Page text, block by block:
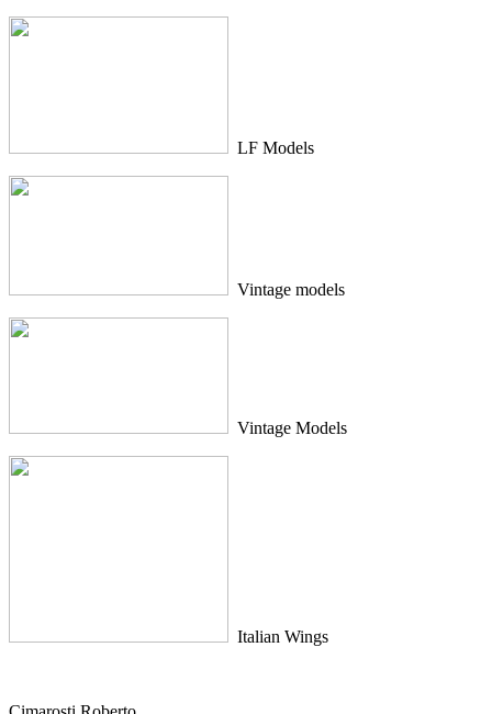
LF Models
Vintage models
Vintage Models
Italian Wings